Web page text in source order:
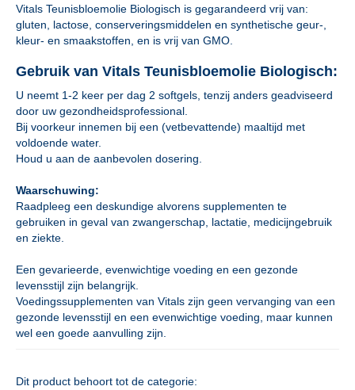
Vitals Teunisbloemolie Biologisch is gegarandeerd vrij van:
gluten, lactose, conserveringsmiddelen en synthetische geur-,
kleur- en smaakstoffen, en is vrij van GMO.
Gebruik van Vitals Teunisbloemolie Biologisch:
U neemt 1-2 keer per dag 2 softgels, tenzij anders geadviseerd
door uw gezondheidsprofessional.
Bij voorkeur innemen bij een (vetbevattende) maaltijd met
voldoende water.
Houd u aan de aanbevolen dosering.
Waarschuwing:
Raadpleeg een deskundige alvorens supplementen te
gebruiken in geval van zwangerschap, lactatie, medicijngebruik
en ziekte.
Een gevarieerde, evenwichtige voeding en een gezonde
levensstijl zijn belangrijk.
Voedingssupplementen van Vitals zijn geen vervanging van een
gezonde levensstijl en een evenwichtige voeding, maar kunnen
wel een goede aanvulling zijn.
Dit product behoort tot de categorie: